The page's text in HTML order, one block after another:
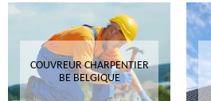
COUVREUR CHARPENTIER
BE BELGIQUE